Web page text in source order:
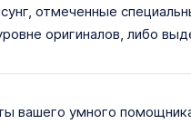
отмеченные
оригиналов, либо
вашего умного